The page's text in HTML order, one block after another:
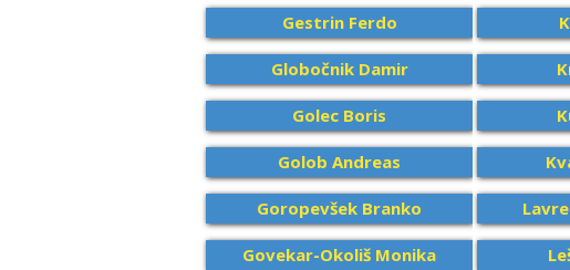
Gestrin Ferdo
Globočnik Damir
Golec Boris
Golob Andreas
Goropevšek Branko
Govekar-Okoliš Monika